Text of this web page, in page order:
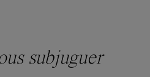
subjuguer